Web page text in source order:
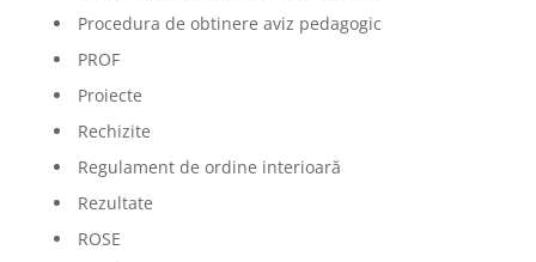
Procedura de obtinere aviz pedagogic
PROF
Proiecte
Rechizite
Regulament de ordine interioară
Rezultate
ROSE